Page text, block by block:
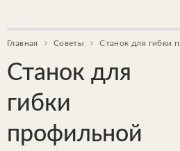
Главная Советы Станок для гибки
Станок для
гибки
профильной